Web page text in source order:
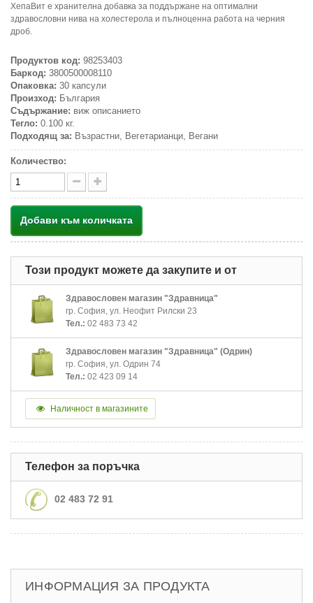
ХепаВит е хранителна добавка за поддържане на оптимални
здравословни нива на холестерола и пълноценна работа на черния
дроб.
Продуктов код: 98253403
Баркод: 3800500008110
Опаковка: 30 капсули
Произход: България
Съдържание: виж описанието
Тегло: 0.100 кг.
Подходящ за: Възрастни, Вегетарианци, Вегани
Количество:
Добави към количката
Този продукт можете да закупите и от
Здравословен магазин "Здравница"
гр. София, ул. Неофит Рилски 23
Тел.: 02 483 73 42
Здравословен магазин "Здравница" (Одрин)
гр. София, ул. Одрин 74
Тел.: 02 423 09 14
Наличност в магазините
Телефон за поръчка
02 483 72 91
ИНФОРМАЦИЯ ЗА ПРОДУКТА